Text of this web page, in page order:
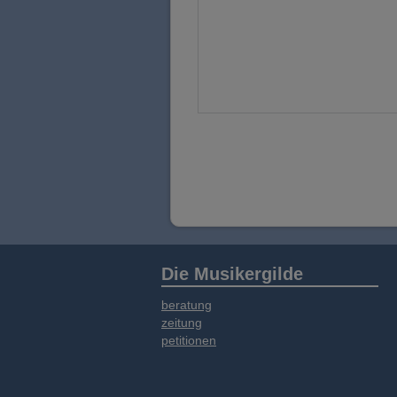
Die Musikergilde
beratung
zeitung
petitionen